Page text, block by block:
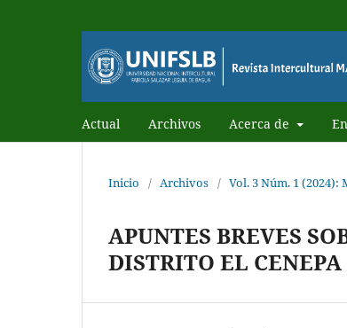
Actual Archivos Acerca de
Inicio / Archivos / Vol. 3 Núm. 1 (2024):
APUNTES BREVES
DISTRITO EL CENEPA